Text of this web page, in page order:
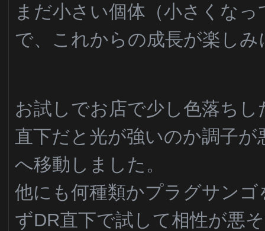
まだ小さい個体（小さくな
で、これからの成長が楽し
お試しでお店で少し色落ち
直下だと光が強いのか調子
へ移動しました。
他にも何種類かプラグサン
ずDR直下で試して相性が悪